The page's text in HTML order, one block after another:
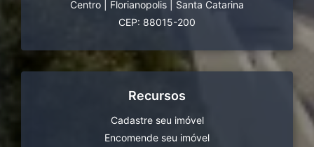
Centro
Florianopolis
Santa Catarina
CEP: 88015-200
Recursos
Cadastre seu imóvel
Encomende seu imóvel